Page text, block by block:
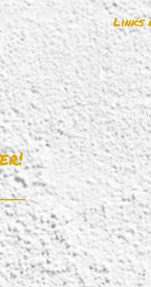
Links
Quem
O que
Temas